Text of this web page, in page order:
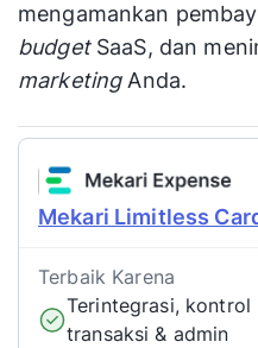
mengamankan
budgetSaaS, dan
marketingAnda.
Mekari Limitless
Terbaik Karena
Terintegrasi,
transaksi & admin